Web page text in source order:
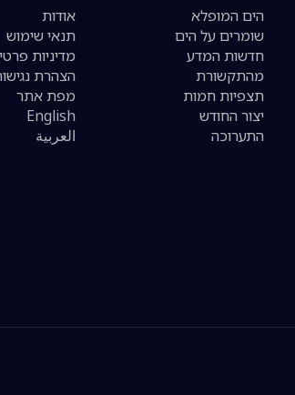
הים המופלא
שומרים על הים
חדשות המדע
מהתקשורת
תצפיות חמות
יצור החודש
התערוכה
אודות
תנאי שימוש
מדיניות
הצהרת
מפת אתר
English
العربية